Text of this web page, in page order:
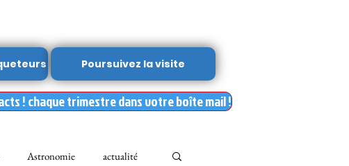
Poursuivez la visite
! chaque trimestre dans votre boîte mail !
Astronomie actualité